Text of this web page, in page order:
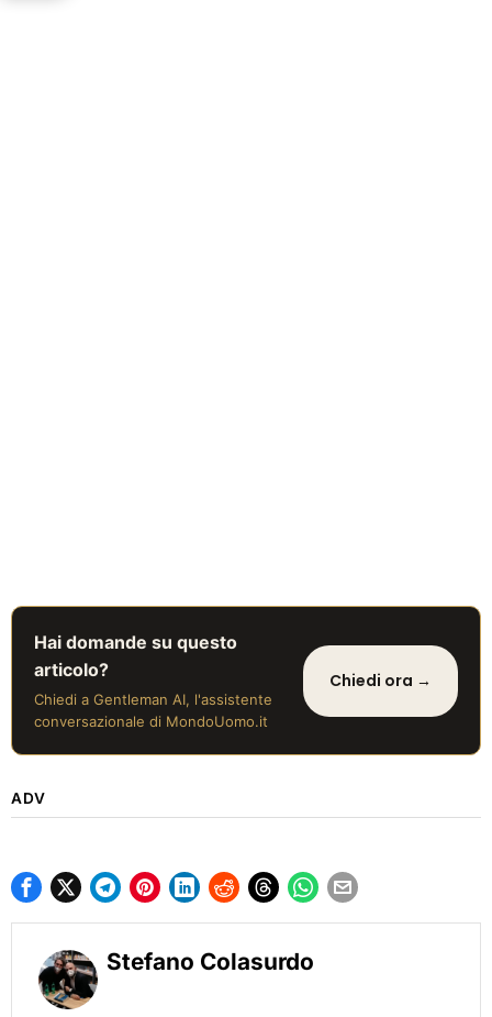
Hai domande su questo
articolo?
Chiedi a Gentleman AI, l'assistente
conversazionale di MondoUomo.it
Chiedi ora →
ADV
Stefano Colasurdo